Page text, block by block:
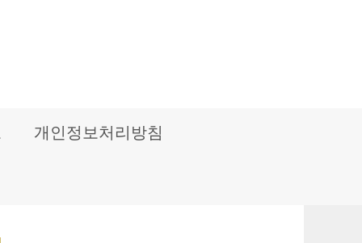
개인정보처리방침